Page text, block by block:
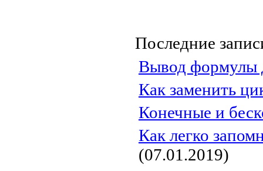
Последние
Вывод формулы
Как заменить
Конечные и
Как легко
(07.01.2019)